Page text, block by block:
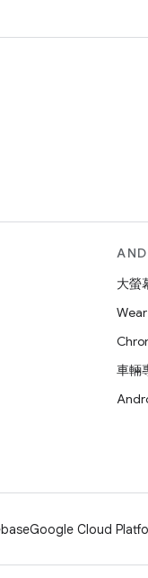
大螢
車輛
Google Cloud